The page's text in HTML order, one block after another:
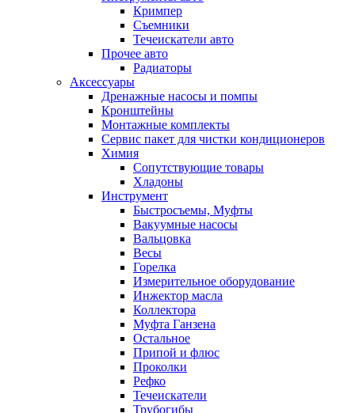
Кримпер
Съемники
Течеискатели авто
Прочее авто
Радиаторы
Аксессуары
Дренажные насосы и помпы
Кронштейны
Монтажные комплекты
Сервис пакет для чистки кондиционеров
Химия
Сопутствующие товары
Хладоны
Инструмент
Быстросъемы, Муфты
Вакуумные насосы
Вальцовка
Весы
Горелка
Измерительное оборудование
Инжектор масла
Коллектора
Муфта Ганзена
Остальное
Припой и флюс
Проколки
Рефко
Течеискатели
Трубогибы